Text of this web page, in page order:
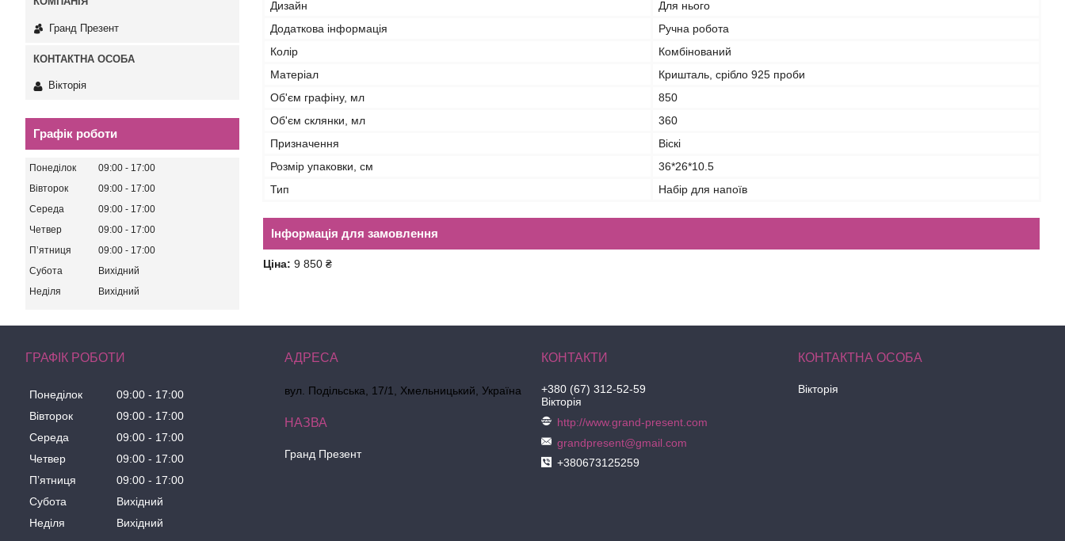
Дизайн
Для нього
Додаткова інформація
Ручна робота
Колір
Комбінований
Матеріал
Кришталь, срібло 925 проби
Об'єм графіну, мл
850
Об'єм склянки, мл
360
Призначення
Віскі
Розмір упаковки, см
36*26*10.5
Тип
Набір для напоїв
Інформація для замовлення
Ціна: 9 850 ₴
Гранд Презент
Вікторія
Графік роботи
Понеділок 09:00
17:00
Вівторок
09:00
17:00
Середа
09:00
17:00
Четвер
09:00
17:00
Пʼятниця
09:00
17:00
Субота
Вихідний
Неділя
Вихідний
ГРАФІК РОБОТИ
Понеділок 09:00
17:00
Вівторок
09:00
17:00
Середа
09:00
17:00
Четвер
09:00
17:00
Пʼятниця
09:00
17:00
Субота
Вихідний
Неділя
Вихідний
вул. Подільська, 17/1, Хмельницький, Україна
Гранд Презент
+380 (67) 312-52-59
Вікторія
http://www.grand-present.com
grandpresent@gmail.com
+380673125259
Вікторія